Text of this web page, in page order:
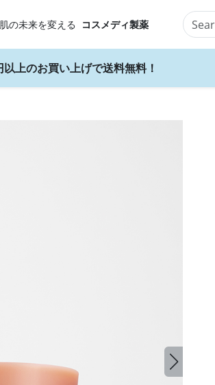
の未来を変える コスメディ製薬
上のお買い上げで送料無料！